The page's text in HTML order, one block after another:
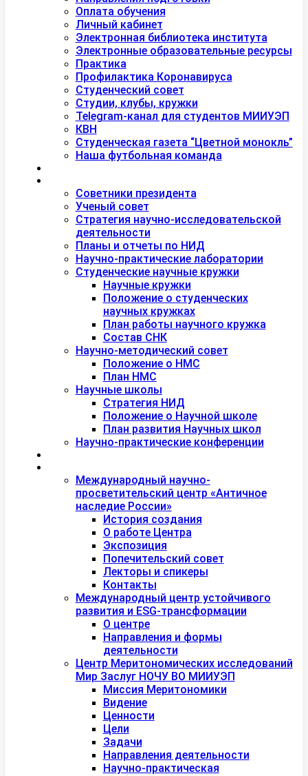
Оплата обучения
Личный кабинет
Электронная библиотека института
Электронные образовательные ресурсы
Практика
Профилактика Коронавируса
Студенческий совет
Студии, клубы, кружки
Telegram-канал для студентов МИИУЭП
КВН
Студенческая газета “Цветной монокль”
Наша футбольная команда
Советники президента
Ученый совет
Стратегия научно-исследовательской
деятельности
Планы и отчеты по НИД
Научно-практические лаборатории
Студенческие научные кружки
Научные кружки
Положение о студенческих
научных кружках
План работы научного кружка
Состав СНК
Научно-методический совет
Положение о НМС
План НМС
Научные школы
Стратегия НИД
Положение о Научной школе
План развития Научных школ
Научно-практические конференции
Международный научно-
просветительский центр «Античное
наследие России»
История создания
О работе Центра
Экспозиция
Попечительский совет
Лекторы и спикеры
Контакты
Международный центр устойчивого
развития и ESG-трансформации
О центре
Направления и формы
деятельности
Центр Меритономических исследований
Мир Заслуг НОЧУ ВО МИИУЭП
Миссия Меритономики
Видение
Ценности
Цели
Задачи
Направления деятельности
Научно-практическая